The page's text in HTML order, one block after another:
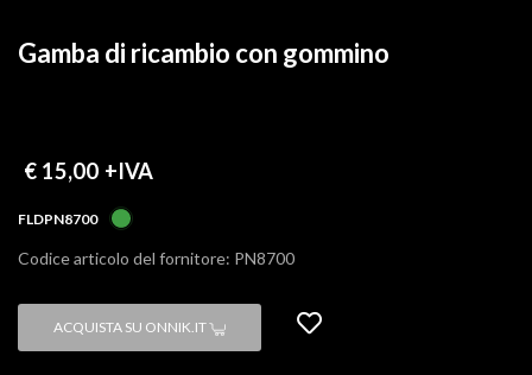
Gamba di ricambio con gommino
€ 15,00 +IVA
FLDPN8700
Codice articolo del fornitore: PN8700
ACQUISTA SU ONNIK.IT